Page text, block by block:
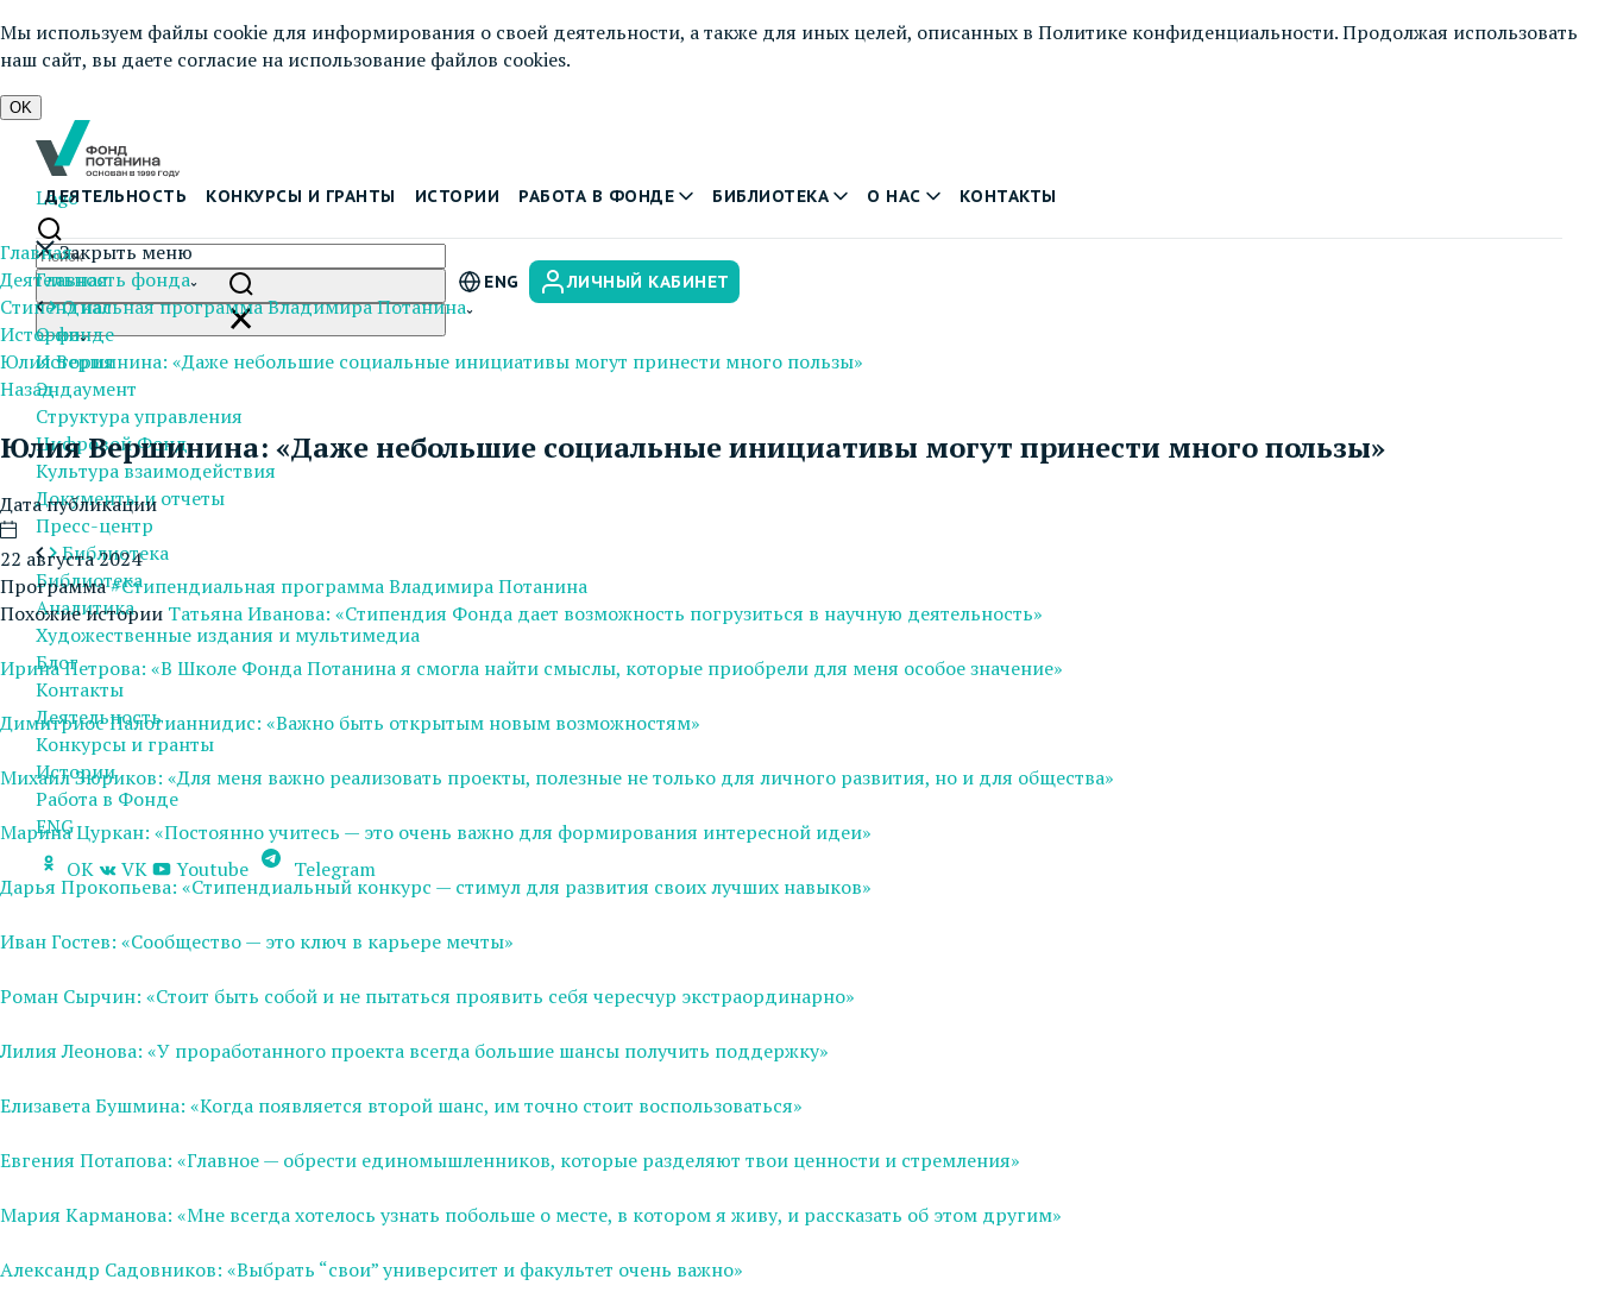
Мы используем файлы cookie для информирования о своей деятельности, а также для иных целей, описанных в Политике конфиденциальности. Продолжая использовать
наш сайт, вы даете согласие на использование файлов cookies.
OK
Logo
ДЕЯТЕЛЬНОСТЬ КОНКУРСЫ И ГРАНТЫ ИСТОРИИ РАБОТА В ФОНДЕ БИБЛИОТЕКА О НАС КОНТАКТЫ
ENG ЛИЧНЫЙ КАБИНЕТ
Закрыть меню
Главная
О нас
О фонде
История
Эндаумент
Структура управления
Цифровой Фонд
Культура взаимодействия
Документы и отчеты
Пресс-центр
Библиотека
Библиотека
Аналитика
Художественные издания и мультимедиа
Блог
Контакты
Деятельность
Конкурсы и гранты
Истории
Работа в Фонде
ENG
OK
VK Youtube Telegram
Главная
Деятельность фонда
Стипендиальная программа Владимира Потанина
Истории
Юлия Вершинина: «Даже небольшие социальные инициативы могут принести много пользы»
Назад
Юлия Вершинина: «Даже небольшие социальные инициативы могут принести много пользы»
Дата публикации
22 августа 2024
Программа#Стипендиальная программа Владимира Потанина
Похожие истории Татьяна Иванова: «Стипендия Фонда дает возможность погрузиться в научную деятельность»
Ирина Петрова: «В Школе Фонда Потанина я смогла найти смыслы, которые приобрели для меня особое значение»
Димитриос Палогианнидис: «Важно быть открытым новым возможностям»
Михаил Зюриков: «Для меня важно реализовать проекты, полезные не только для личного развития, но и для общества»
Марина Цуркан: «Постоянно учитесь — это очень важно для формирования интересной идеи»
Дарья Прокопьева: «Стипендиальный конкурс — стимул для развития своих лучших навыков»
Иван Гостев: «Сообщество — это ключ в карьере мечты»
Роман Сырчин: «Стоит быть собой и не пытаться проявить себя чересчур экстраординарно»
Лилия Леонова: «У проработанного проекта всегда большие шансы получить поддержку»
Елизавета Бушмина: «Когда появляется второй шанс, им точно стоит воспользоваться»
Евгения Потапова: «Главное — обрести единомышленников, которые разделяют твои ценности и стремления»
Мария Карманова: «Мне всегда хотелось узнать побольше о месте, в котором я живу, и рассказать об этом другим»
Александр Садовников: «Выбрать “свои” университет и факультет очень важно»